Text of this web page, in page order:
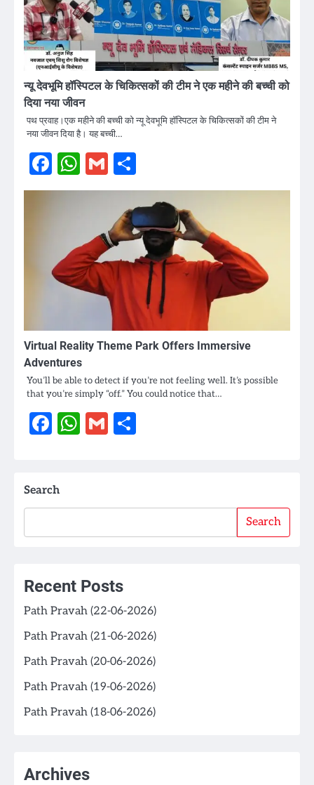
न्यू देवभूमि हॉस्पिटल के चिकित्सकों की टीम ने एक महीने की बच्ची को
दिया नया जीवन
पथ प्रवाह।एक महीने की बच्ची को न्यू देवभूमि हॉस्पिटल के चिकित्सकों की टीम ने
नया जीवन दिया है। यह बच्ची…
Facebook
WhatsApp
Gmail
Virtual Reality Theme Park Offers Immersive
Adventures
You’ll be able to detect if you’re not feeling well. It’s possible
that you’re simply “off.” You could notice that…
Facebook
WhatsApp
Gmail
Search
Search
Recent Posts
Path Pravah (22-06-2026)
Path Pravah (21-06-2026)
Path Pravah (20-06-2026)
Path Pravah (19-06-2026)
Path Pravah (18-06-2026)
Archives